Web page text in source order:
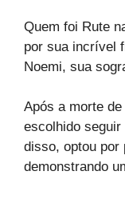
Quem foi Rute
por sua incrível
Noemi, sua
Após a morte
escolhido
disso, optou por
demonstrando